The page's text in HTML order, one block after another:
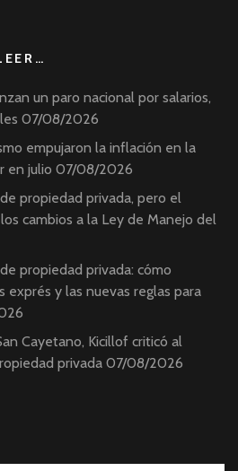
un paro nacional por salarios,
07/08/2026
empujaron la inflación en la
en julio 07/08/2026
propiedad privada, pero el
cambios a la Ley de Manejo del
propiedad privada: cómo
exprés y las nuevas reglas para
Cayetano, Kicillof criticó al
privada 07/08/2026